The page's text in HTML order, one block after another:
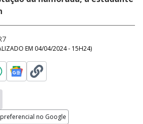
EM 04/04/2024 - 15H24)
no Google